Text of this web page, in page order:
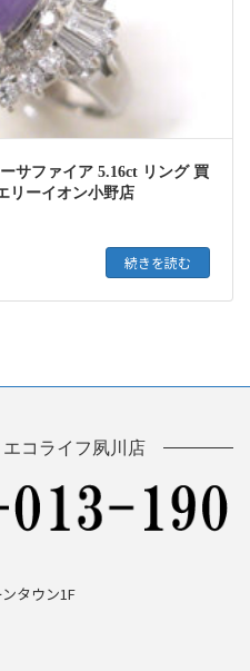
サファイア 5.16ct リング 買
リーイオン小野店
続きを読む
コライフ夙川店
タウン1F